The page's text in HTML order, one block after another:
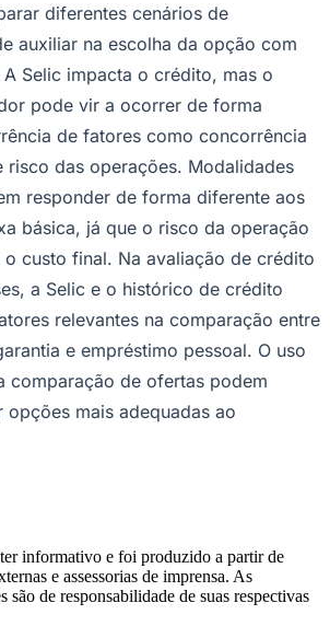
diferentes cenários de
auxiliar na escolha da opção com
Selic impacta o crédito, mas o
pode vir a ocorrer de forma
de fatores como concorrência
risco das operações. Modalidades
responder de forma diferente aos
básica, já que o risco da operação
custo final. Na avaliação de crédito
a Selic e o histórico de crédito
relevantes na comparação entre
e empréstimo pessoal. O uso
comparação de ofertas podem
mais adequadas ao
informativo e foi produzido a partir de
e assessorias de imprensa. As
são de responsabilidade de suas respectivas